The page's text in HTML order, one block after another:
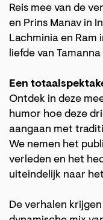
Reis mee van de
en Prins Manav in
Lachminia en Ram
liefde van
Een
Ontdek in deze
humor hoe deze
aangaan met
We nemen het
verleden en het
uiteindelijk naar
De verhalen